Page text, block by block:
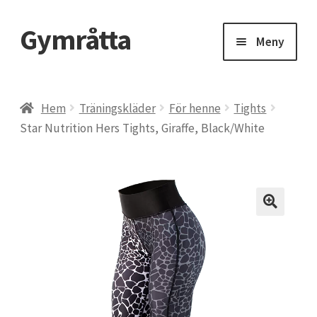
Hoppa
Hoppa
Gymråtta Meny
Beräkna ditt 1RM – maxlyft
BMI, Body Mass Index
CLA kosttillskott – konjugerad linolsyra
Hem Träningskläder För henne
Tights
Star Nutrition Hers Tights, Giraffe, Black/White